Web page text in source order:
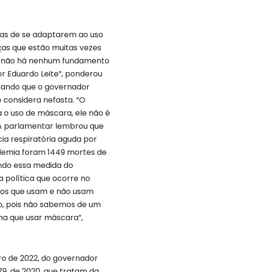
de se adaptarem ao uso
que estão muitas vezes
há nenhum fundamento
Leite”, ponderou
que o governador
nefasta. “O
uso de máscara, ele não é
parlamentar lembrou que
respiratória aguda por
foram 1449 mortes de
essa medida do
política que ocorre no
que usam e não usam
pois não sabemos de um
que usar máscara”,
de 2022, do governador